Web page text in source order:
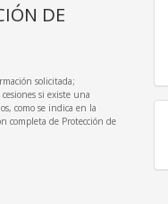
DE
solicitada;
si existe una
como se indica en la
completa de Protección de